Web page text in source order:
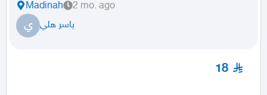
Madinah 2 mo. ago
ي ياسر هلي
18